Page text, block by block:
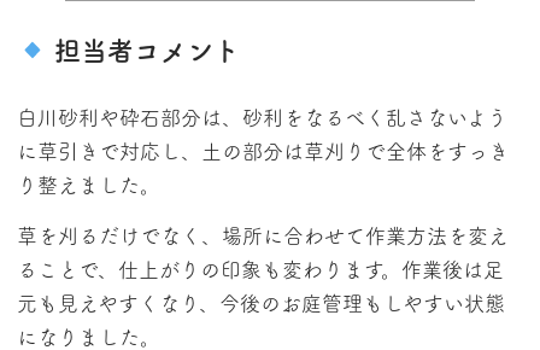
担当者コメント
白川砂利や砕石部分は、砂利をなるべく乱さないよう
に草引きで対応し、土の部分は草刈りで全体をすっき
り整えました。
草を刈るだけでなく、場所に合わせて作業方法を変え
ることで、仕上がりの印象も変わります。作業後は足
元も見えやすくなり、今後のお庭管理もしやすい状態
になりました。